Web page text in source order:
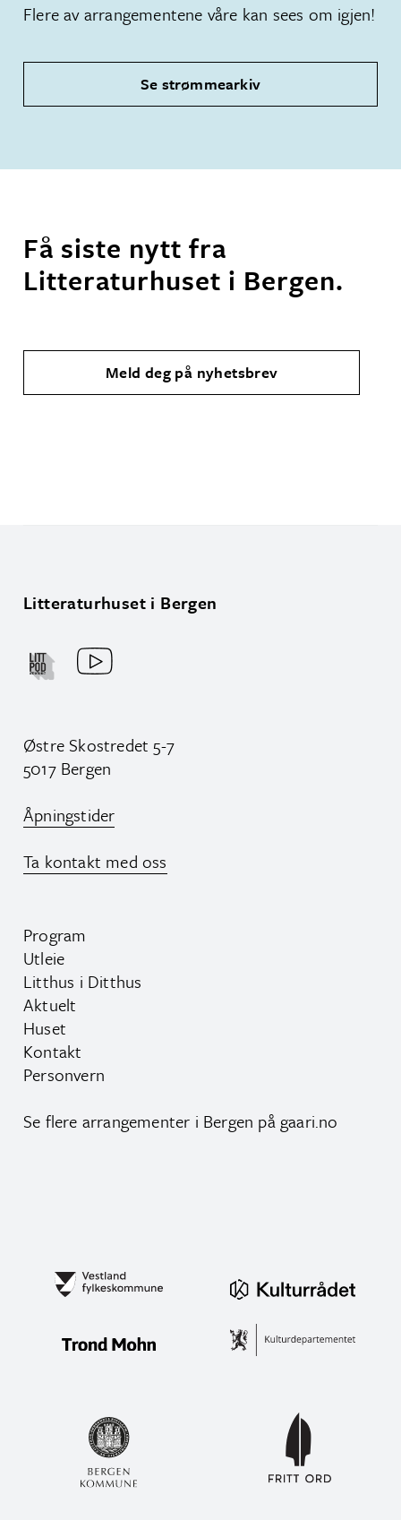
Flere av arrangementene våre kan sees om igjen!
Se strømmearkiv
Få siste nytt fra
Litteraturhuset i Bergen.
Meld deg på nyhetsbrev
Litteraturhuset i Bergen
Østre Skostredet 5-7
5017 Bergen
Åpningstider
Ta kontakt med oss
Program
Utleie
Litthus i Ditthus
Aktuelt
Huset
Kontakt
Personvern
Se flere arrangementer i Bergen på gaari.no